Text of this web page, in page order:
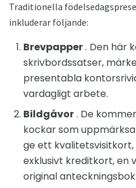
Traditionella
inkluderar följande:
Brevpapper. Den här
skrivbordssatser,
presentabla
vardagligt arbete.
Bildgåvor. De
kockar som
ge ett
exklusivt kreditkort, en
original anteckningsbok.